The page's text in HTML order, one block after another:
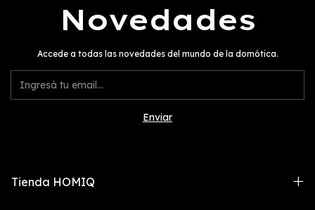
Novedades
Accede a todas las novedades del mundo de la domótica.
Tienda HOMIQ